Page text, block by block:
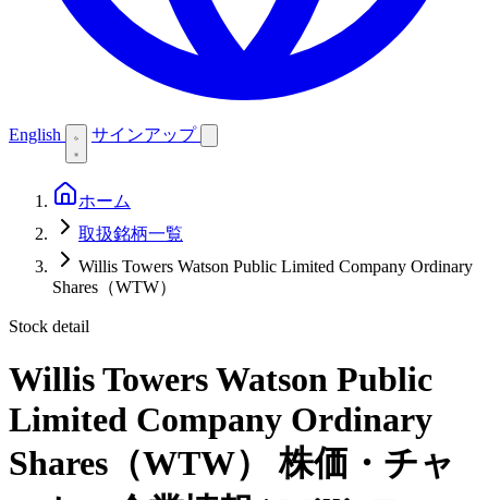
English サインアップ
ホーム
取扱銘柄一覧
Willis Towers Watson Public Limited Company Ordinary
Shares（WTW）
Stock detail
Willis Towers Watson Public
Limited Company Ordinary
Shares（WTW）
株価・チャ